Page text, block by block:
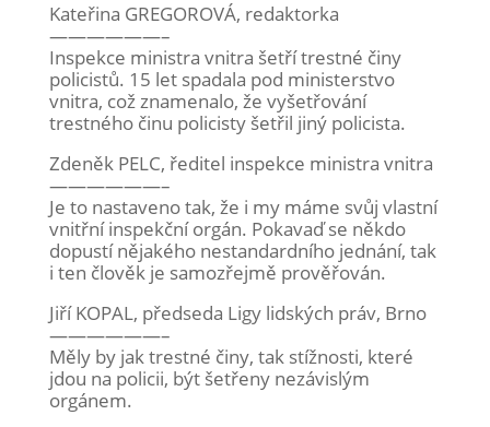
Kateřina GREGOROVÁ, redaktorka
——————–
Inspekce ministra vnitra šetří trestné činy
policistů. 15 let spadala pod ministerstvo
vnitra, což znamenalo, že vyšetřování
trestného činu policisty šetřil jiný policista.
Zdeněk PELC, ředitel inspekce ministra vnitra
——————–
Je to nastaveno tak, že i my máme svůj vlastní
vnitřní inspekční orgán. Pokavaď se někdo
dopustí nějakého nestandardního jednání, tak
i ten člověk je samozřejmě prověřován.
Jiří KOPAL, předseda Ligy lidských práv, Brno
——————–
Měly by jak trestné činy, tak stížnosti, které
jdou na policii, být šetřeny nezávislým
orgánem.